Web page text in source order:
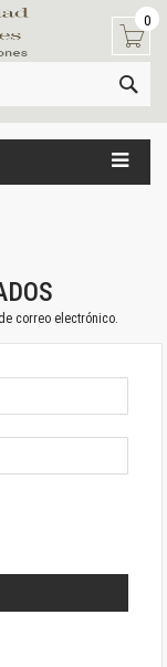
0
correo electrónico.